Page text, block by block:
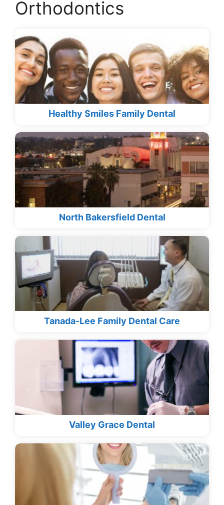
Orthodontics
Healthy Smiles Family Dental
North Bakersfield Dental
Tanada-Lee Family Dental Care
Valley Grace Dental